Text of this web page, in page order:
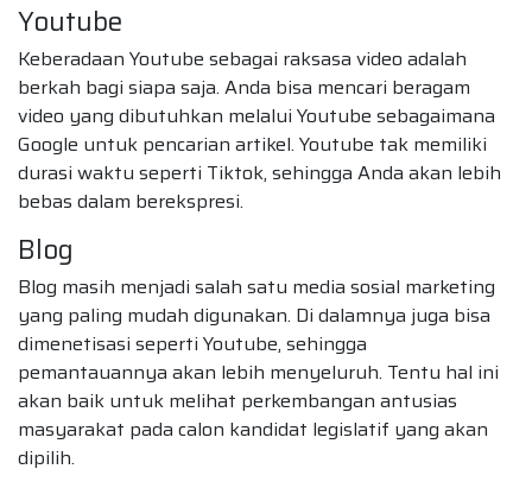
Youtube
Keberadaan Youtube sebagai raksasa video adalah
berkah bagi siapa saja. Anda bisa mencari beragam
video yang dibutuhkan melalui Youtube sebagaimana
Google untuk pencarian artikel. Youtube tak memiliki
durasi waktu seperti Tiktok, sehingga Anda akan lebih
bebas dalam berekspresi.
Blog
Blog masih menjadi salah satu media sosial marketing
yang paling mudah digunakan. Di dalamnya juga bisa
dimenetisasi seperti Youtube, sehingga
pemantauannya akan lebih menyeluruh. Tentu hal ini
akan baik untuk melihat perkembangan antusias
masyarakat pada calon kandidat legislatif yang akan
dipilih.